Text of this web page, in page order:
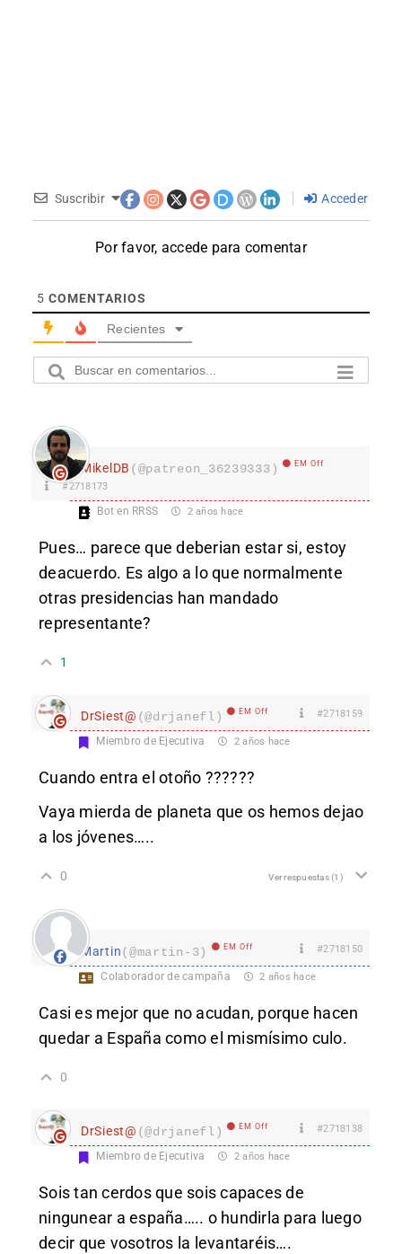
Suscribir Acceder
Por favor, accede para comentar
5 COMENTARIOS
Recientes
MikelDB (@patreon_36239333) EM Off
#2718173
Bot en RRSS 2 años hace
Pues… parece que deberian estar si, estoy
deacuerdo. Es algo a lo que normalmente
otras presidencias han mandado
representante?
1
DrSiest@ (@drjanefl) EM Off #2718159
Miembro de Ejecutiva 2 años hace
Cuando entra el otoño ??????
Vaya mierda de planeta que os hemos dejao
a los jóvenes…..
0 Ver respuestas(1)
Martin(@martin-3) EM Off #2718150
Colaborador de campaña 2 años hace
Casi es mejor que no acudan, porque hacen
quedar a España como el mismísimo culo.
0
DrSiest@ (@drjanefl) EM Off #2718138
Miembro de Ejecutiva 2 años hace
Sois tan cerdos que sois capaces de
ningunear a españa….. o hundirla para luego
decir que vosotros la levantaréis….